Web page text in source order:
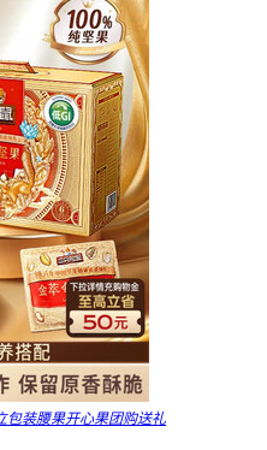
包装腰果开心果团购送礼